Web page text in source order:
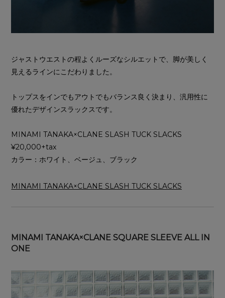
ジャストウエストの程よくルーズなシルエットで、脚が美しく
見えるラインにこだわりました。
トップスをインでもアウトでもバランス良く決まり、汎用性に
優れたデザインスラックスです。
MINAMI TANAKA×CLANE SLASH TUCK SLACKS
¥20,000+tax
カラー：ホワイト、ベージュ、ブラック
MINAMI TANAKA×CLANE SLASH TUCK SLACKS
MINAMI TANAKA×CLANE SQUARE SLEEVE ALL IN
ONE